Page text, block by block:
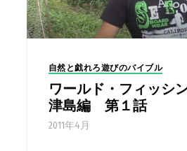
自然と戯れろ遊びのバイブル
ワールド・フィッシ
津島編 第１話
2011年4月